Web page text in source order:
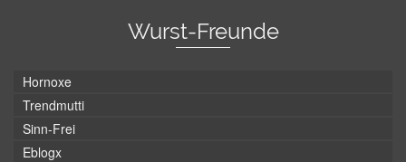
Wurst-Freunde
Hornoxe
Trendmutti
Sinn-Frei
Eblogx